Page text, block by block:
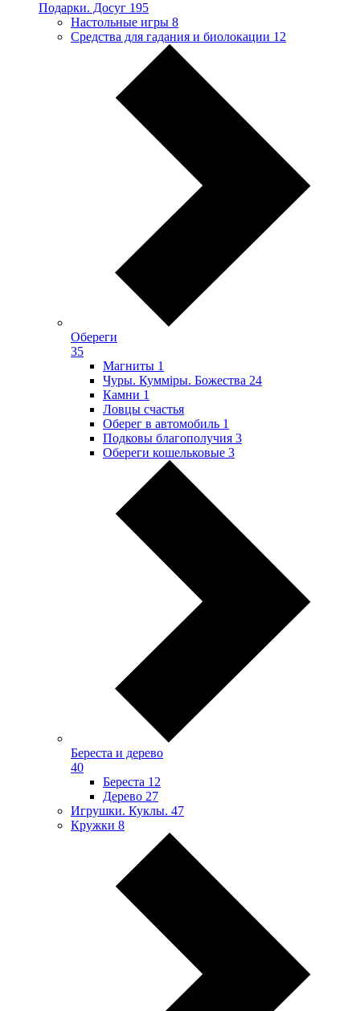
Подарки. Досуг 195
Настольные игры 8
Средства для гадания и биолокации 12
Обереги
35
Магниты 1
Чуры. Куммiры. Божества 24
Камни 1
Ловцы счастья
Оберег в автомобиль 1
Подковы благополучия 3
Обереги кошельковые 3
Береста и дерево
40
Береста 12
Дерево 27
Игрушки. Куклы. 47
Кружки 8